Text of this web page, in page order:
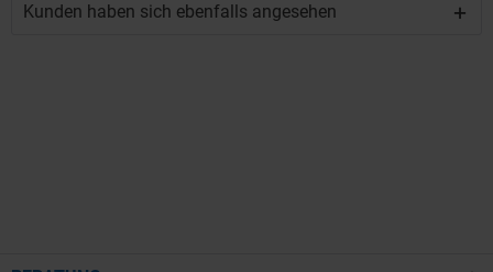
Kunden haben sich ebenfalls angesehen